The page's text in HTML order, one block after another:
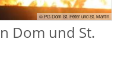
© PG Dom St. Peter und St. Martin
Dom und St.